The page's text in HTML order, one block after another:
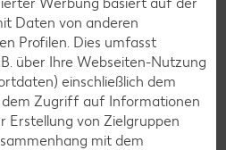
allen Rezepten
Daten von anderen
Profilen. Dies umfasst
über Ihre Webseiten-Nutzung
einschließlich dem
Zugriff auf Informationen
Erstellung von Zielgruppen
mit dem